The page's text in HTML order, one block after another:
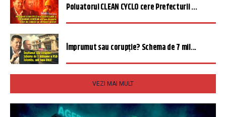
Poluatorul CLEAN CYCLO cere Prefecturii ...
Împrumut sau corupție? Schema de 7 mil...
VEZI MAI MULT